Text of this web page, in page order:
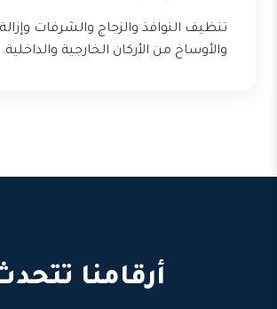
تنظيف النوافذ والزجاج والشرفات وإزالة
والأوساخ من الأركان الخارجية والداخلية.
أرقامنا